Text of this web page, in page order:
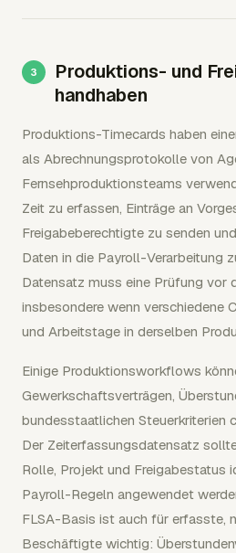
Produktions- und
handhaben
Produktions-Timecards haben
als Abrechnungsprotokolle von
Fernsehproduktionsteams
Zeit zu erfassen, Einträge an
Freigabeberechtigte zu senden
Daten in die Payroll-Verarbeitung
Datensatz muss eine Prüfung vor
insbesondere wenn verschiedene
und Arbeitstage in derselben
Einige Produktionsworkflows
Gewerkschaftsverträgen,
bundesstaatlichen Steuerkriterien
Der Zeiterfassungsdatensatz
Rolle, Projekt und Freigabestatus
Payroll-Regeln angewendet
FLSA-Basis ist auch für erfasste,
Beschäftigte wichtig: